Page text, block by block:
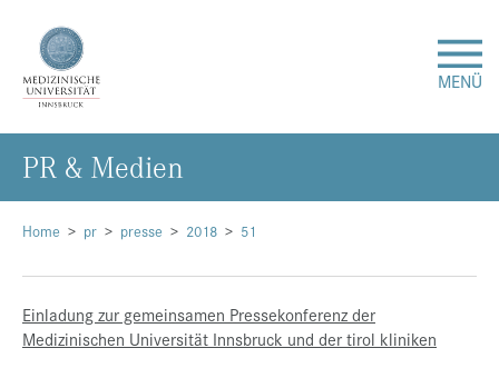
MENÜ
Forschung
Studium & Lehre
Krankenversorgung
Home pr presse 2018 51
Einladung zur gemeinsamen Pressekonferenz der
Medizinischen Universität Innsbruck und der tirol kliniken
PR & Me­di­en